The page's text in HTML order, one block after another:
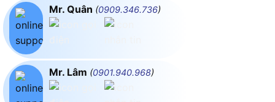
Mr. Quân (0909.346.736)
Mr. Lâm (0901.940.968)